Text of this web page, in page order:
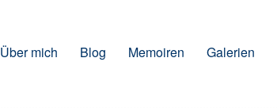
Über mich Blog Memoiren Galerien